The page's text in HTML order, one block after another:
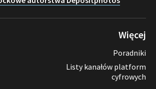
Więcej
Poradniki
Listy kanałów platform
cyfrowych